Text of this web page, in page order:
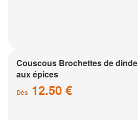
Couscous Brochettes de dinde
aux épices
Dès 12.50 €